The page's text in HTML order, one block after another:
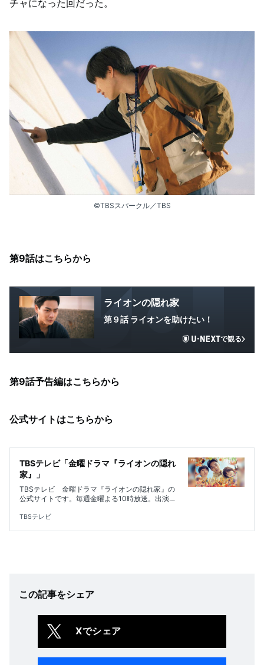
チャになった回だった。
©TBSスパークル／TBS
第9話はこちらから
ライオンの隠れ家
第９話 ライオンを助けたい！
で観る
第9話予告編はこちらから
公式サイトはこちらから
TBSテレビ「金曜ドラマ『ライオンの隠れ
家』」
TBSテレビ 金曜ドラマ『ライオンの隠れ家』の
公式サイトです。毎週金曜よる10時放送。出演は
理。大切な存在を守る家族愛を描いたヒューマン
TBSテレビ
この記事をシェア
Xでシェア